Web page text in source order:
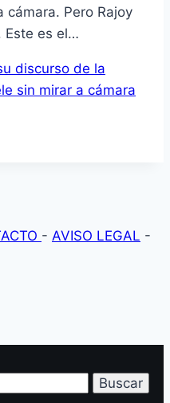
cámara. Pero Rajoy
Este es el…
discurso de la
sin mirar a cámara
- AVISO LEGAL -